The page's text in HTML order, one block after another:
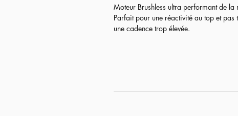
Moteur Brushless ultra performant de
Parfait pour une réactivité au top et
une cadence trop élevée.